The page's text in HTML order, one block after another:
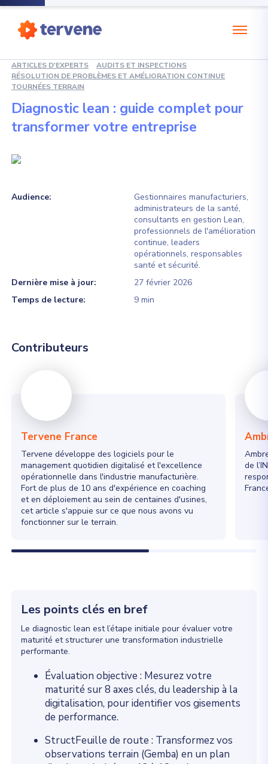
ARTICLES D'EXPERTS
AUDITS ET INSPECTIONS
RÉSOLUTION DE PROBLÈMES ET AMÉLIORATION CONTINUE
TOURNÉES TERRAIN
Diagnostic lean : guide complet pour
transformer votre entreprise
Audience:
Gestionnaires manufacturiers,
administrateurs de la santé,
consultants en gestion Lean,
professionnels de l'amélioration
continue, leaders
opérationnels, responsables
santé et sécurité.
Dernière mise à jour:
27 février 2026
Temps de lecture:
9 min
Contributeurs
Tervene France
Tervene développe des logiciels pour le
management quotidien digitalisé et l'excellence
opérationnelle dans l'industrie manufacturière.
Fort de plus de 10 ans d'expérience en coaching
et en déploiement au sein de centaines d'usines,
cet article s'appuie sur ce que nous avons vu
fonctionner sur le terrain.
de
Les points clés en bref
Le diagnostic lean est l’étape initiale pour évaluer votre
maturité et structurer une transformation industrielle
performante.
Évaluation objective : Mesurez votre
maturité sur 8 axes clés, du leadership à la
digitalisation, pour identifier vos gisements
de performance.
StructFeuille de route : Transformez vos
observations terrain (Gemba) en un plan